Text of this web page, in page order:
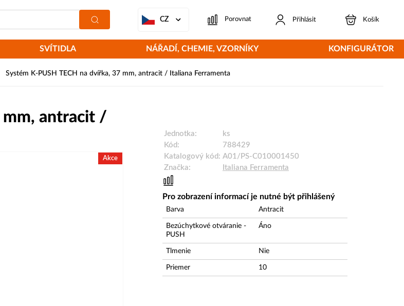
CZ Porovnat Přihlásit Košík
SVÍTIDLA NÁŘADÍ, CHEMIE, VZORNÍKY KONFIGURÁTOR
Systém K-PUSH TECH na dvířka, 37 mm, antracit / Italiana Ferramenta
mm, antracit /
Akce
Jednotka:
ks
Kód:
788429
Katalogový kód: A01/PS-C010001450
Značka:
Italiana Ferramenta
Pro zobrazení informací je nutné být přihlášený
Barva Antracit
Bezúchytkové otváranie -
PUSH
Áno
Tlmenie Nie
Priemer 10